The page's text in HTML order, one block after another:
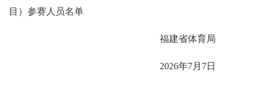
目）参赛人员名单
福建省体育局
2026年7月7日